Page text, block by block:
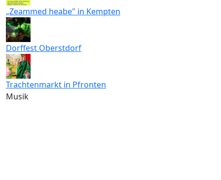
„Zeammed heabe" in Kempten
Dorffest Oberstdorf
Trachtenmarkt in Pfronten
Musik